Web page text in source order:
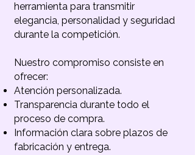
herramienta para transmitir
elegancia, personalidad y seguridad
durante la competición.
Nuestro compromiso consiste en
ofrecer:
Atención personalizada.
Transparencia durante todo el
proceso de compra.
Información clara sobre plazos de
fabricación y entrega.